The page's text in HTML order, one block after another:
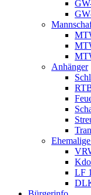
Anhänger
LF